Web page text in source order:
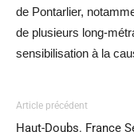
de Pontarlier,
de plusieurs long-
sensibilisation à la
Article précédent
Haut-Doubs. France